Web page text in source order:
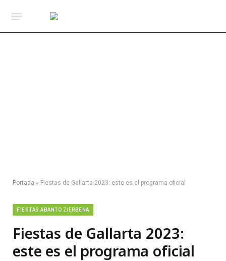
Portada » Fiestas de Gallarta 2023: este es el programa oficial
FIESTAS ABANTO ZIERBENA
Fiestas de Gallarta 2023:
este es el programa oficial